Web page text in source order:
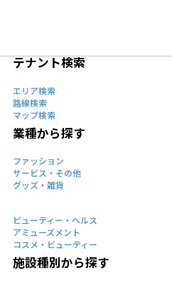
テナント検索
エリア検索
路線検索
マップ検索
業種から探す
ファッション
サービス・その他
グッズ・雑貨
ビューティー・ヘルス
アミューズメント
コスメ・ビューティー
施設種別から探す